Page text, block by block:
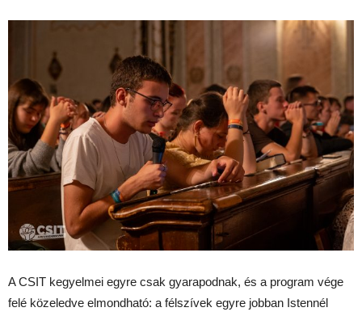
A CSIT kegyelmei egyre csak gyarapodnak, és a program vége
felé közeledve elmondható: a félszívek egyre jobban Istennél